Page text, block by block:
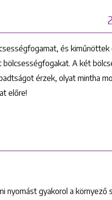
és
A két
érzek, olyat mintha
előre!
nyomást gyakorol a környező